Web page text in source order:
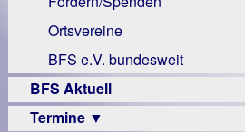
Mac
Instagram-
Links
Ortsvereine
BFS e.V. bundesweit
BFS Aktuell
Termine ▼